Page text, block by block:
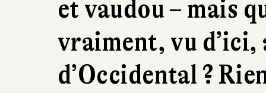
et vaudou – mais
vraiment, vu
d’Occidental ?